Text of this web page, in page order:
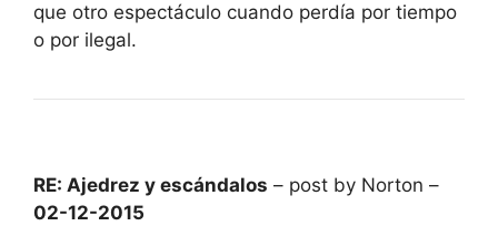
que otro espectáculo cuando perdía por tiempo
o por ilegal.
RE: Ajedrez y escándalos – post by Norton –
02-12-2015